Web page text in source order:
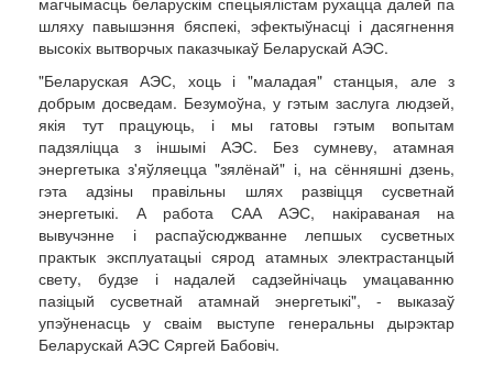
шляху павышэння бяспекі, эфектыўнасці і дасягнення
высокіх вытворчых паказчыкаў Беларускай АЭС.
"Беларуская АЭС, хоць і "маладая" станцыя, але з
добрым досведам. Безумоўна, у гэтым заслуга людзей,
якія тут працуюць, і мы гатовы гэтым вопытам
падзяліцца з іншымі АЭС. Без сумневу, атамная
энергетыка з'яўляецца "зялёнай" і, на сённяшні дзень,
гэта адзіны правільны шлях развіцця сусветнай
энергетыкі. А работа САА АЭС, накіраваная на
вывучэнне і распаўсюджванне лепшых сусветных
практык эксплуатацыі сярод атамных электрастанцый
свету, будзе і надалей садзейнічаць умацаванню
пазіцый сусветнай атамнай энергетыкі", - выказаў
упэўненасць у сваім выступе генеральны дырэктар
Беларускай АЭС Сяргей Бабовіч.